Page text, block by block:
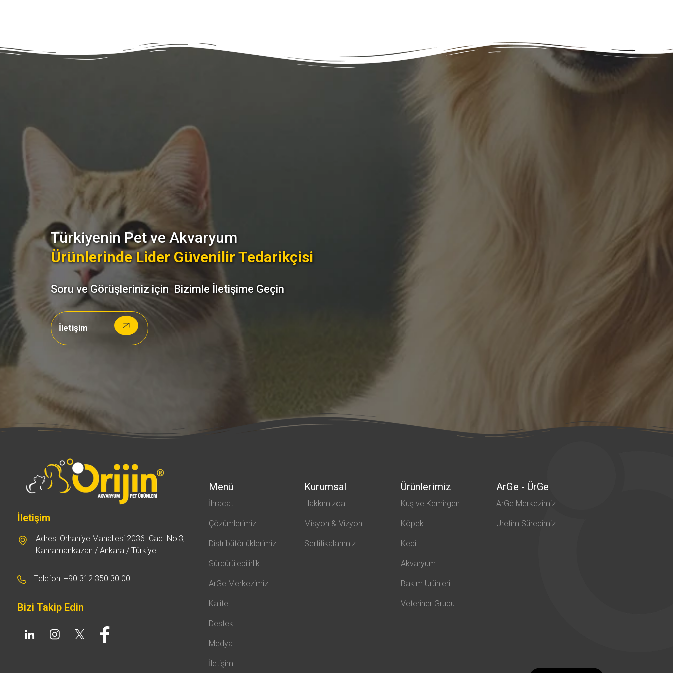
Türkiyenin Pet ve Akvaryum
Ürünlerinde Lider Güvenilir Tedarikçisi
Soru ve Görüşleriniz için Bizimle İletişime Geçin
İletişim
İletişim
Adres: Orhaniye Mahallesi 2036. Cad. No:3,
Kahramankazan / Ankara / Türkiye
Telefon: +90 312 350 30 00
Bizi Takip Edin
Menü
İhracat
Çözümlerimiz
Distribütörlüklerimiz
Sürdürülebilirlik
ArGe Merkezimiz
Kalite
Destek
Medya
İletişim
Kurumsal
Hakkımızda
Misyon & Vizyon
Sertifikalarımız
Ürünlerimiz
Kuş ve Kemirgen
Köpek
Kedi
Akvaryum
Bakım Ürünleri
Veteriner Grubu
ArGe - ÜrGe
ArGe Merkezimiz
Üretim Sürecimiz